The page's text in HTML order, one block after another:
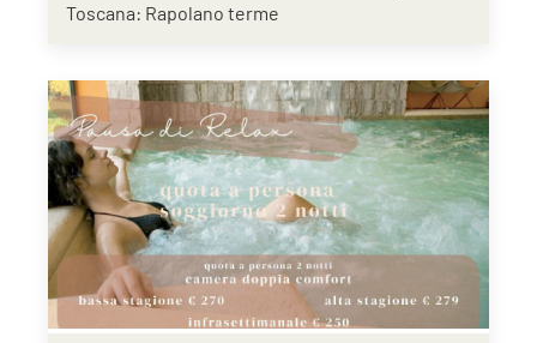
Toscana: Rapolano terme